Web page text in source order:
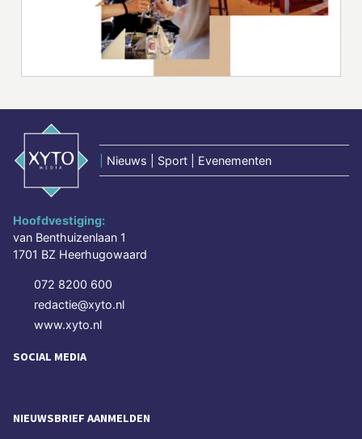
Nieuws | Sport | Evenementen
Hoofdvestiging:
van Benthuizenlaan 1
1701 BZ Heerhugowaard
072 8200 600
redactie@xyto.nl
www.xyto.nl
SOCIAL MEDIA
NIEUWSBRIEF AANMELDEN